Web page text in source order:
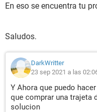
En eso se encuentra tu
Saludos.
DarkWritter
23 sep 2021 a las
Y Ahora que puedo
que comprar una trajeta
solucion